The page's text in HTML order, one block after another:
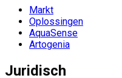
Markt
Oplossingen
AquaSense
Artogenia
Juridisch